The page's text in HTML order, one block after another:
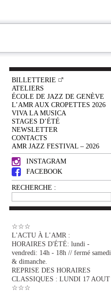
BILLETTERIE
ATELIERS
ÉCOLE DE JAZZ DE GENÈVE
L’AMR AUX CROPETTES 2026
VIVA LA MUSICA
STAGES D’ÉTÉ
NEWSLETTER
CONTACTS
AMR JAZZ FESTIVAL – 2026
INSTAGRAM
FACEBOOK
RECHERCHE :
☆☆☆
L'ACTU À L’AMR :
HORAIRES D'ÉTÉ: lundi -
vendredi: 14h - 18h // fermé samedi
& dimanche.
REPRISE DES HORAIRES
CLASSIQUES : LUNDI 17 AOUT
☆☆☆